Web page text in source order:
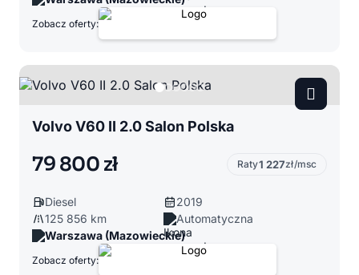
Zobacz oferty:
Volvo V60 II 2.0 Salon Polska
79 800 zł Raty1 227zł/msc
Diesel
2019
125 856 km
Automatyczna
Warszawa (Mazowieckie)
Zobacz oferty: